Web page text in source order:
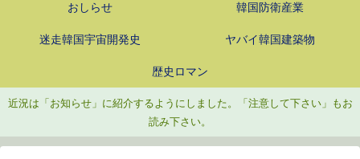
おしらせ 韓国防衛産業
迷走韓国宇宙開発史 ヤバイ韓国建築物
歴史ロマン
近況は「お知らせ」に紹介するようにしました。「注意して下さい」もお
読み下さい。